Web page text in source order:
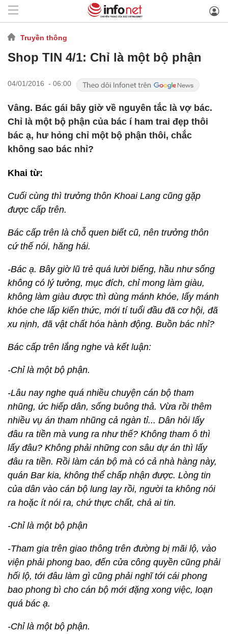
Truyền thông
Shop TIN 4/1: Chỉ là một bộ phận
04/01/2016 - 06:00
Vâng. Bác gái bây giờ về nguyên tắc là vợ bác.
Chỉ là một bộ phận của bác í ham trai đẹp thôi
bác ạ, hư hỏng chỉ một bộ phận thôi, chắc
không sao bác nhỉ?
Khai từ:
Cuối cùng thì trưởng thôn Khoai Lang cũng gặp
được cấp trên.
Bác cấp trên là chỗ quen biết cũ, nên trưởng thôn
cứ thế nói, hăng hái.
-Bác ạ. Bây giờ lũ trẻ quá lười biếng, hầu như sống
không có lý tưởng, mục đích, chỉ mong làm giàu,
không làm giàu được thì dùng mánh khóe, lấy mánh
khóe che lấp kiến thức, mới tí tuổi đầu đã cơ hội, đã
xu nịnh, đã vật chất hóa hành động. Buồn bác nhỉ?
Bác cấp trên lắng nghe và kết luận:
-Chỉ là một bộ phận.
-Lâu nay nghe quá nhiều chuyện cán bộ tham
nhũng, ức hiếp dân, sống buông thả. Vừa rồi thêm
nhiều vụ án tham nhũng cả ngàn tỉ... Dân hỏi lấy
đâu ra tiền mà vung ra như thế? Không tham ô thì
lấy đâu? Không phải những con sâu dự án thì lấy
đâu ra tiền. Rồi làm cán bộ mà có cả nhà hàng này,
quán Bar kia, không thể chấp nhận được. Lòng tin
của dân vào cán bộ lung lay rồi, người ta không nói
ra hoặc ít nói ra, chứ thực chất, chả ai tin.
-Chỉ là một bộ phận
-Tham gia trên giao thông trên đường bị mãi lộ, vào
viện phải phong bao, đến cửa công quyền cũng phải
hối lộ, tới đâu làm gì cũng phải nghĩ tới cái phong
bao phong bì cho cán bộ mới đặng xong việc, loạn
quá bác ạ.
-Chỉ là một bộ phận.